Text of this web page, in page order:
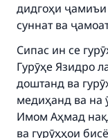
дидгоҳи
суннат ва
Сипас ин се
Гурӯҳе Язидро
доштанд ва
медиҳанд ва на
Имом Аҳмад
ва гурӯҳҳои